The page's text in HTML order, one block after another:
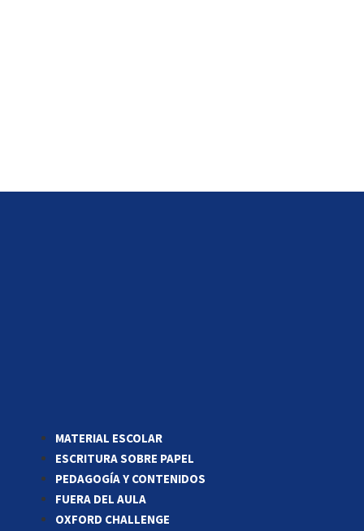
MATERIAL ESCOLAR
ESCRITURA SOBRE PAPEL
PEDAGOGÍA Y CONTENIDOS
FUERA DEL AULA
OXFORD CHALLENGE